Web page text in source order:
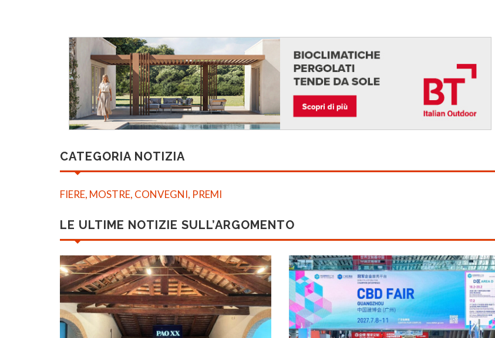
CATEGORIA NOTIZIA
FIERE, MOSTRE, CONVEGNI, PREMI
LE ULTIME NOTIZIE SULL’ARGOMENTO